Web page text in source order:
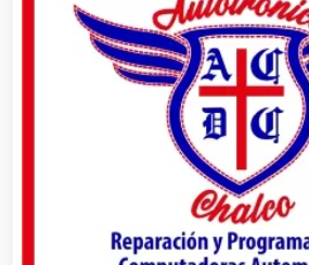
Audio, Sonido e Iluminación
Audios para Eventos
Automatización